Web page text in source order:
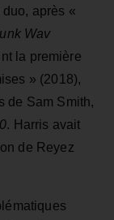
duo, après «
Wav
la première
» (2018),
de Sam Smith,
. Harris avait
de Reyez